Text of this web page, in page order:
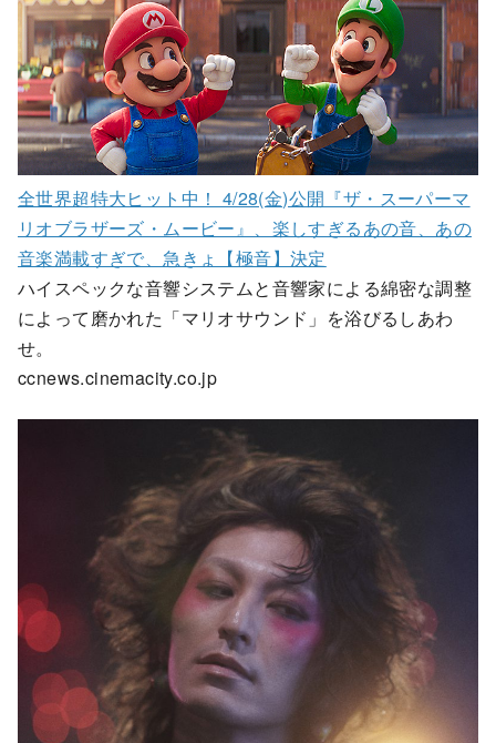
全世界超特大ヒット中！ 4/28(金)公開『ザ・スーパーマ
リオブラザーズ・ムービー』、楽しすぎるあの音、あの
音楽満載すぎで、急きょ【極音】決定
ハイスペックな音響システムと音響家による綿密な調整
によって磨かれた「マリオサウンド」を浴びるしあわ
せ。
ccnews.cinemacity.co.jp